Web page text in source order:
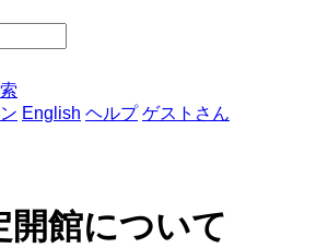
English ヘルプ ゲストさん
開館について